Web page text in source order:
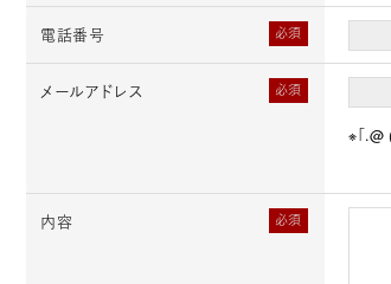
必須
電話番号
必須
メールアドレス
※「.@
必須
内容